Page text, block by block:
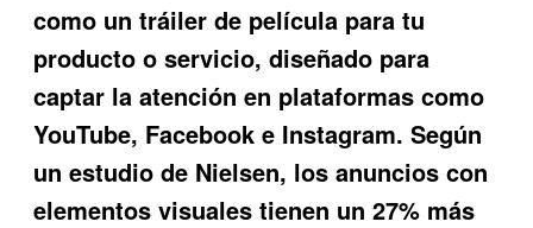
como un tráiler de película para tu
producto o servicio, diseñado para
captar la atención en plataformas como
YouTube, Facebook e Instagram. Según
un estudio de Nielsen, los anuncios con
elementos visuales tienen un 27% más